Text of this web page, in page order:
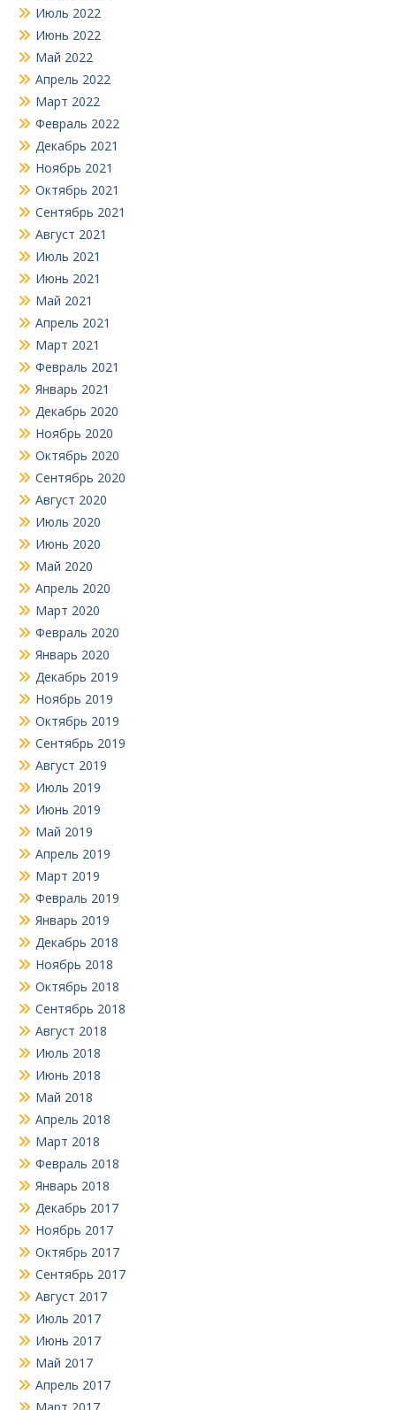
Июль 2022
Июнь 2022
Май 2022
Апрель 2022
Март 2022
Февраль 2022
Декабрь 2021
Ноябрь 2021
Октябрь 2021
Сентябрь 2021
Август 2021
Июль 2021
Июнь 2021
Май 2021
Апрель 2021
Март 2021
Февраль 2021
Январь 2021
Декабрь 2020
Ноябрь 2020
Октябрь 2020
Сентябрь 2020
Август 2020
Июль 2020
Июнь 2020
Май 2020
Апрель 2020
Март 2020
Февраль 2020
Январь 2020
Декабрь 2019
Ноябрь 2019
Октябрь 2019
Сентябрь 2019
Август 2019
Июль 2019
Июнь 2019
Май 2019
Апрель 2019
Март 2019
Февраль 2019
Январь 2019
Декабрь 2018
Ноябрь 2018
Октябрь 2018
Сентябрь 2018
Август 2018
Июль 2018
Июнь 2018
Май 2018
Апрель 2018
Март 2018
Февраль 2018
Январь 2018
Декабрь 2017
Ноябрь 2017
Октябрь 2017
Сентябрь 2017
Август 2017
Июль 2017
Июнь 2017
Май 2017
Апрель 2017